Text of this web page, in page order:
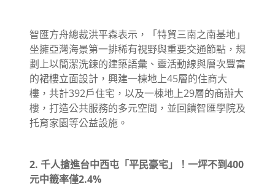
智匯方舟總裁洪平森表示，「特貿三南之南基地」
坐擁亞灣海景第一排稀有視野與重要交通節點，規
劃上以簡潔洗鍊的建築語彙、靈活動線與層次豐富
的裙樓立面設計，興建一棟地上45層的住商大
樓，共計392戶住宅，以及一棟地上29層的商辦大
樓，打造公共服務的多元空間，並回饋智匯學院及
托育家園等公益設施。
2. 千人搶進台中西屯「平民豪宅」！一坪不到400
元中籤率僅2.4%